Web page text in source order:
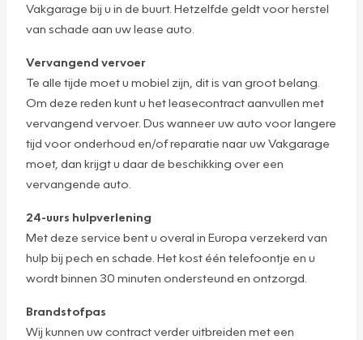
Vakgarage bij u in de buurt. Hetzelfde geldt voor herstel
van schade aan uw lease auto.
Vervangend vervoer
Te alle tijde moet u mobiel zijn, dit is van groot belang.
Om deze reden kunt u het leasecontract aanvullen met
vervangend vervoer. Dus wanneer uw auto voor langere
tijd voor onderhoud en/of reparatie naar uw Vakgarage
moet, dan krijgt u daar de beschikking over een
vervangende auto.
24-uurs hulpverlening
Met deze service bent u overal in Europa verzekerd van
hulp bij pech en schade. Het kost één telefoontje en u
wordt binnen 30 minuten ondersteund en ontzorgd.
Brandstofpas
Wij kunnen uw contract verder uitbreiden met een